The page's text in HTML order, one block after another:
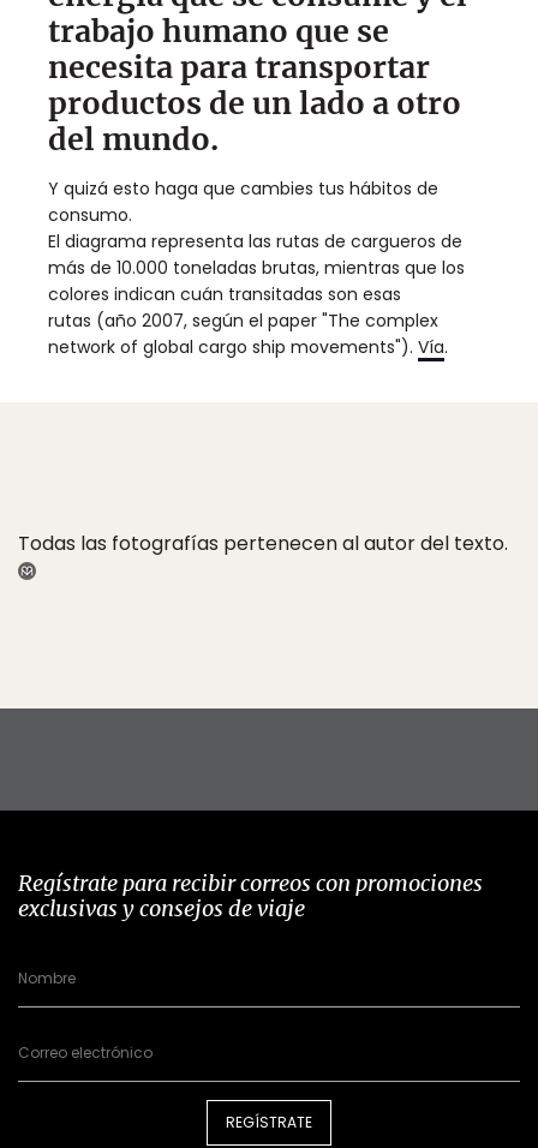
trabajo humano que se
necesita para transportar
productos de un lado a otro
del mundo.
Y quizá esto haga que cambies tus hábitos de
consumo.
El diagrama representa las rutas de cargueros de
más de 10.000 toneladas brutas, mientras que los
colores indican cuán transitadas son esas
rutas (año 2007, según el paper "The complex
network of global cargo ship movements"). Vía.
Todas las fotografías pertenecen al autor del texto.
Regístrate para recibir correos con promociones
exclusivas y consejos de viaje
REGÍSTRATE